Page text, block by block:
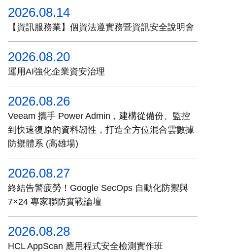
2026.08.14
【資訊服務業】個資法遵實務暨資訊安全說明會
2026.08.20
運用AI強化企業資安治理
2026.08.26
Veeam 攜手 Power Admin，建構從備份、監控
到快速復原的資料韌性，打造全方位混合雲數據
防禦體系 (高雄場)
2026.08.27
終結告警疲勞！Google SecOps 自動化防禦與
7×24 專家聯防實戰論壇
2026.08.28
HCL AppScan 應用程式安全檢測實作班